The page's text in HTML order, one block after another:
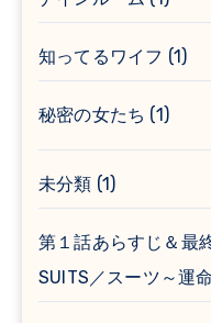
知ってるワイフ (1)
秘密の女たち (1)
未分類 (1)
第１話あらすじ＆最
SUITS／スーツ～運